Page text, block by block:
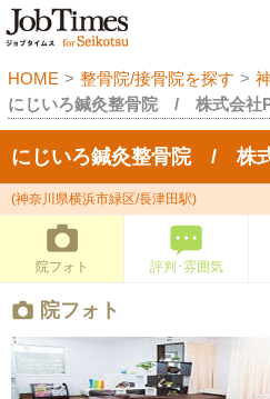
HOME > 整骨院/接骨院を探す >
にじいろ鍼灸整骨院 / 株式会社
にじいろ鍼灸整骨院 / 株
(神奈川県横浜市緑区/長津田駅)
院フォト 評判･雰囲気
院フォト